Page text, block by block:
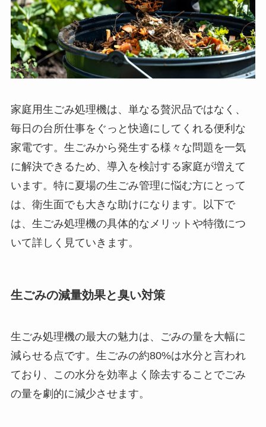
家庭用生ごみ処理機は、単なる贅沢品ではなく、
毎日の台所仕事をぐっと快適にしてくれる便利な
家電です。生ごみから発生する様々な問題を一気
に解決できるため、導入を検討する家庭が増えて
います。特に夏場の生ごみ管理に悩む方にとって
は、衛生面でも大きな助けになります。以下で
は、生ごみ処理機の具体的なメリットや特徴につ
いて詳しく見ていきます。
生ごみの減量効果と臭い対策
生ごみ処理機の最大の魅力は、ごみの量を大幅に
減らせる点です。生ごみの約80%は水分と言われ
ており、この水分を効率よく除去することでごみ
の量を劇的に減少させます。